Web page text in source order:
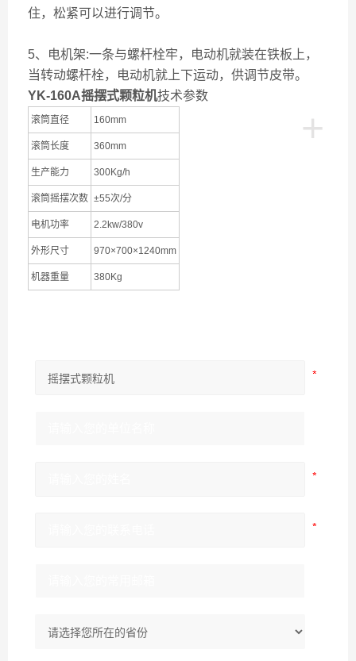
住，松紧可以进行调节。
5、电机架:一条与螺杆栓牢，电动机就装在铁板上，
当转动螺杆栓，电动机就上下运动，供调节皮带。
YK-160A摇摆式颗粒机技术参数
+
滚筒直径 160mm
滚筒长度 360mm
生产能力 300Kg/h
滚筒摇摆次数 ±55次/分
电机功率 2.2kw/380v
外形尺寸 970×700×1240mm
机器重量 380Kg